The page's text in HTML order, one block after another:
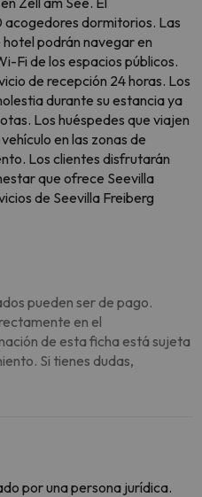
dormitorios. Las
podrán navegar en
Fi de los espacios públicos.
de recepción 24 horas. Los
durante su estancia ya
Los huéspedes que viajen
en las zonas de
Los clientes disfrutarán
que ofrece Seevilla
de Seevilla Freiberg
pueden ser de pago.
en el
de esta ficha está sujeta
Si tienes dudas,
por una persona jurídica.